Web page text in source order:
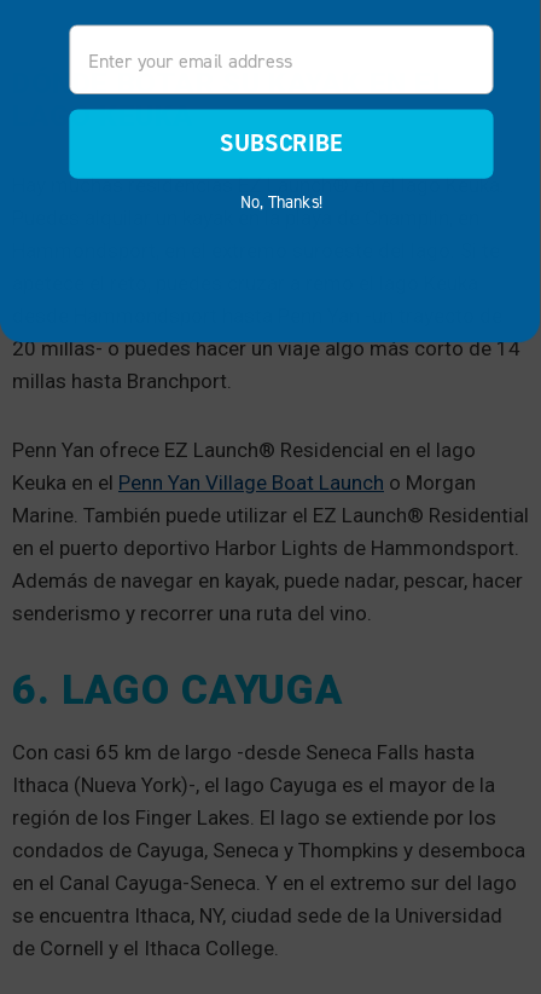
DÓNDE BOTAR SU KAYAK EN EL
LAGO KEUKA
Hay muchas residencias EZ Launch® en el lago Keuka.
Puedes alquilar un kayak en la playa de Champlin, en
20 millas- o puedes hacer un viaje algo más corto de 14
millas hasta Branchport.
Penn Yan ofrece EZ Launch® Residencial en el lago
Keuka en el Penn Yan Village Boat Launch o Morgan
Marine. También puede utilizar el EZ Launch® Residential
en el puerto deportivo Harbor Lights de Hammondsport.
Además de navegar en kayak, puede nadar, pescar, hacer
senderismo y recorrer una ruta del vino.
6. LAGO CAYUGA
Con casi 65 km de largo -desde Seneca Falls hasta
Ithaca (Nueva York)-, el lago Cayuga es el mayor de la
región de los Finger Lakes. El lago se extiende por los
condados de Cayuga, Seneca y Thompkins y desemboca
en el Canal Cayuga-Seneca. Y en el extremo sur del lago
se encuentra Ithaca, NY, ciudad sede de la Universidad
de Cornell y el Ithaca College.
Email
SUBSCRIBE
No, Thanks!